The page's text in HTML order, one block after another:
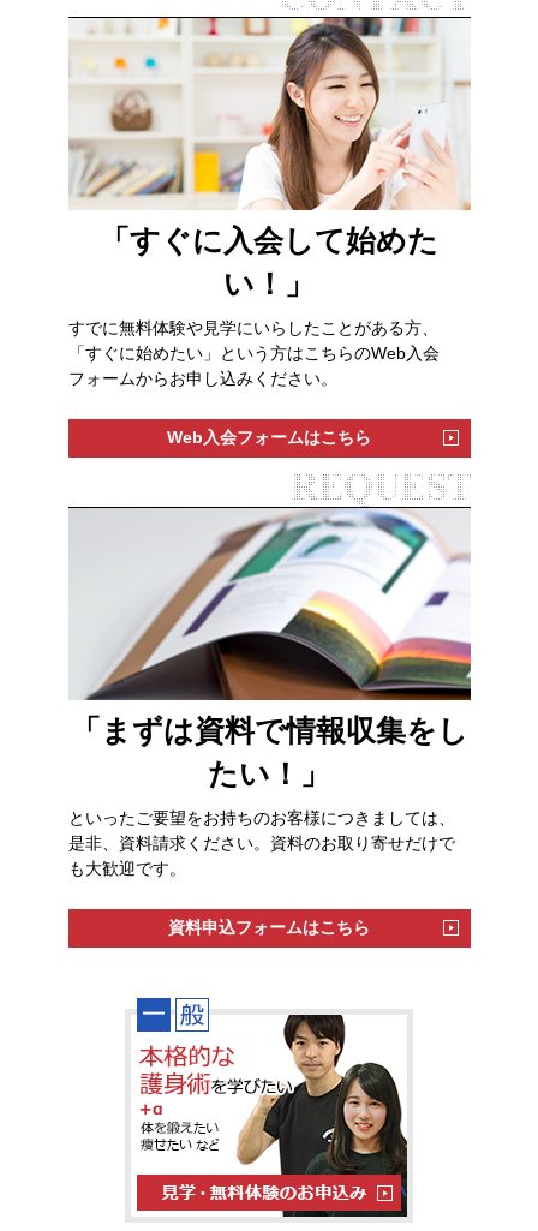
「すぐに入会して始めた
い！」
すでに無料体験や見学にいらしたことがある方、
「すぐに始めたい」という方はこちらのWeb入会
フォームからお申し込みください。
Web入会フォームはこちら
「まずは資料で情報収集をし
たい！」
といったご要望をお持ちのお客様につきましては、
是非、資料請求ください。資料のお取り寄せだけで
も大歓迎です。
資料申込フォームはこちら